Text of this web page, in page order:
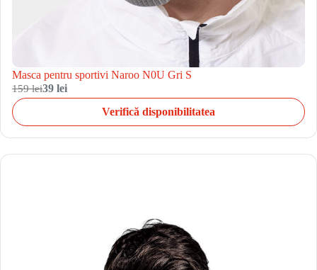
Masca pentru sportivi Naroo N0U Gri S
159 lei39 lei
Verifică disponibilitatea